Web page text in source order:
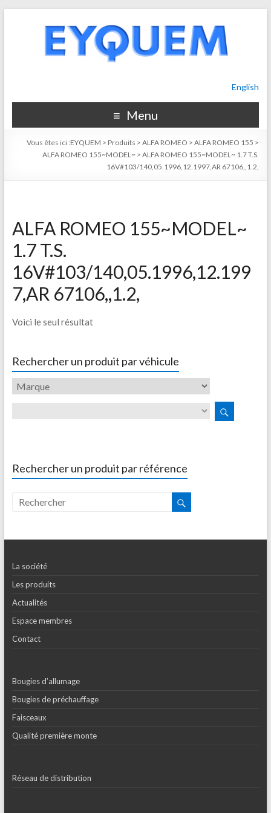
English
Menu
Vous êtes ici :EYQUEM > Produits >ALFA ROMEO >ALFA ROMEO 155 >
ALFA ROMEO 155~MODEL~ >ALFA ROMEO 155~MODEL~ 1.7 T.S.
16V#103/140,05.1996,12.1997,AR 67106,,1.2,
ALFA ROMEO 155~MODEL~
1.7 T.S.
16V#103/140,05.1996,12.199
7,AR 67106,,1.2,
Voici le seul résultat
Rechercher un produit par véhicule
Rechercher un produit par référence
La société
Les produits
Actualités
Espace membres
Contact
Bougies d’allumage
Bougies de préchauffage
Faisceaux
Qualité première monte
Réseau de distribution